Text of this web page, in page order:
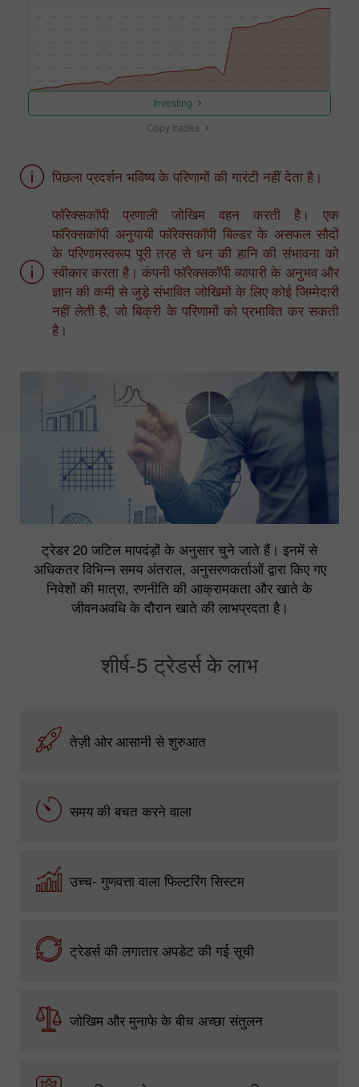
Investing
Copy trades
पिछला प्रदर्शन भविष्य के परिणामों की गारंटी नहीं देता है।
फॉरेक्सकॉपी प्रणाली जोखिम वहन करती है। एक
फॉरेक्सकॉपी अनुयायी फॉरेक्सकॉपी बिल्डर के असफल सौदों
के परिणामस्वरूप पूरी तरह से धन की हानि की संभावना को
स्वीकार करता है। कंपनी फॉरेक्सकॉपी व्यापारी के अनुभव और
ज्ञान की कमी से जुड़े संभावित जोखिमों के लिए कोई जिम्मेदारी
नहीं लेती है, जो बिक्री के परिणामों को प्रभावित कर सकती
है।
ट्रेडर 20 जटिल मापदंड़ों के अनुसार चुने जाते हैं। इनमें से
अधिकतर विभिन्न समय अंतराल, अनुसरणकर्ताओं द्वारा किए गए
निवेशों की मात्रा, रणनीति की आक्रामकता और खाते के
जीवनअवधि के दौरान खाते की लाभप्रदता है।
शीर्ष-5 ट्रेडर्स के लाभ
तेज़ी ओर आसानी से शुरुआत
समय की बचत करने वाला
उच्च- गुणवत्ता वाला फिल्टरिंग सिस्टम
ट्रेडर्स की लगातार अपडेट की गई सूची
जोखिम और मुनाफे के बीच अच्छा संतुलन